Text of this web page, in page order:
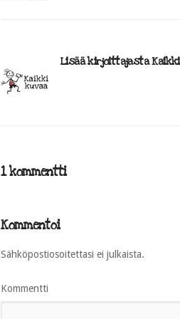
Lisää kirjoittajasta
1 kommentti
Kommentoi
Sähköpostiosoitettasi ei julkaista.
Kommentti